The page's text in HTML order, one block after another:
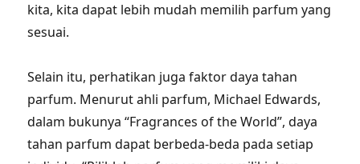
kita, kita dapat lebih mudah memilih parfum yang
sesuai.
Selain itu, perhatikan juga faktor daya tahan
parfum. Menurut ahli parfum, Michael Edwards,
dalam bukunya “Fragrances of the World”, daya
tahan parfum dapat berbeda-beda pada setiap